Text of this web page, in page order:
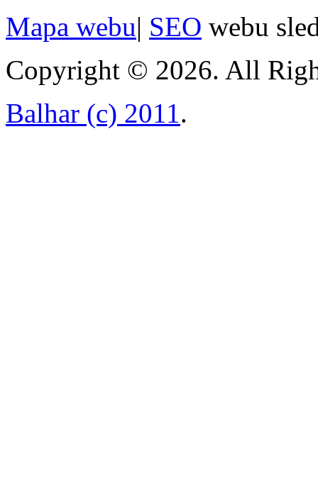
Mapa webu| SEO webu
Copyright © 2026. All
Balhar (c) 2011.